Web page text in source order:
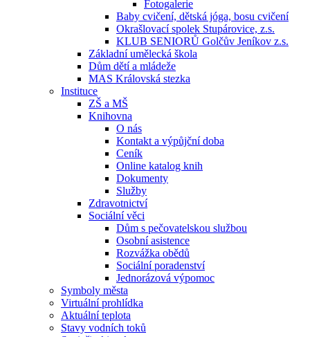
Fotogalerie
Baby cvičení, dětská jóga, bosu cvičení
Okrašlovací spolek Stupárovice, z.s.
KLUB SENIORŮ Golčův Jeníkov z.s.
Základní umělecká škola
Dům dětí a mládeže
MAS Královská stezka
Instituce
ZŠ a MŠ
Knihovna
O nás
Kontakt a výpůjční doba
Ceník
Online katalog knih
Dokumenty
Služby
Zdravotnictví
Sociální věci
Dům s pečovatelskou službou
Osobní asistence
Rozvážka obědů
Sociální poradenství
Jednorázová výpomoc
Symboly města
Virtuální prohlídka
Aktuální teplota
Stavy vodních toků